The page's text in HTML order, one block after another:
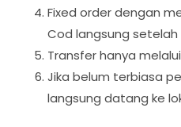
Fixed order dengan
Cod langsung
Transfer hanya
Jika belum terbiasa
langsung datang ke